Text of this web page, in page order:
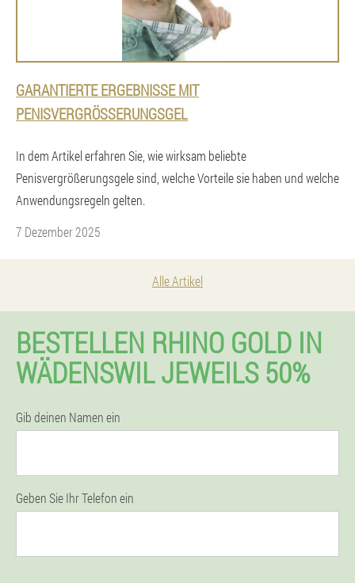
GARANTIERTE ERGEBNISSE MIT
PENISVERGRÖSSERUNGSGEL
In dem Artikel erfahren Sie, wie wirksam beliebte
Penisvergrößerungsgele sind, welche Vorteile sie haben und welche
Anwendungsregeln gelten.
7 Dezember 2025
Alle Artikel
BESTELLEN RHINO GOLD IN
WÄDENSWIL JEWEILS 50%
Gib deinen Namen ein
Geben Sie Ihr Telefon ein